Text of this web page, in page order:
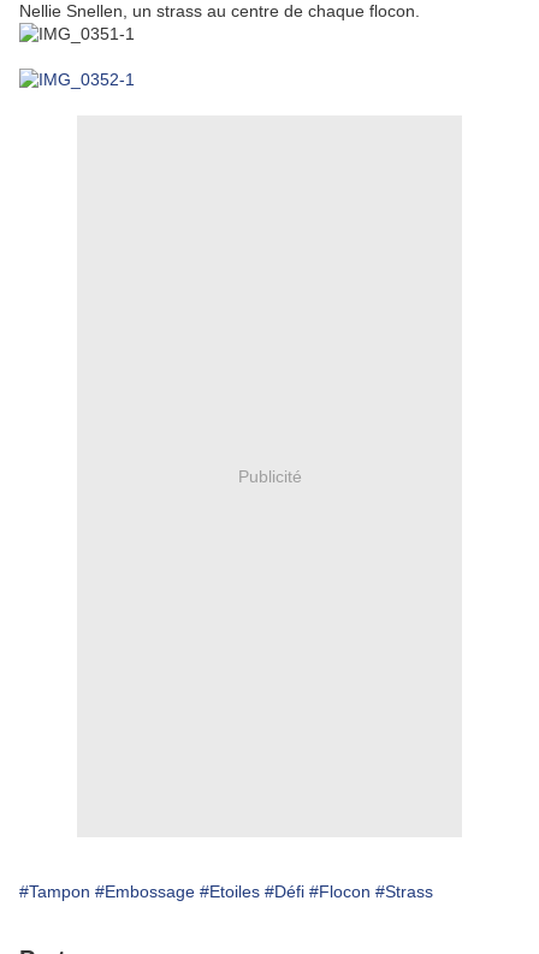
Nellie Snellen, un strass au centre de chaque flocon.
Publicité
#Tampon #Embossage #Etoiles #Défi #Flocon #Strass